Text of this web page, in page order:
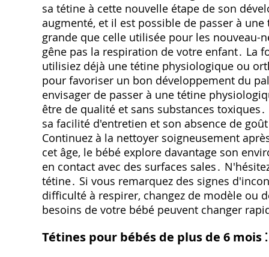
sa tétine à cette nouvelle étape de son
augmenté, et il est possible de passer à
grande que celle utilisée pour les nouveau-
gêne pas la respiration de votre enfant․ La
utilisiez déjà une tétine physiologique ou
pour favoriser un bon développement du
envisager de passer à une tétine
être de qualité et sans substances
sa facilité d'entretien et son absence de
Continuez à la nettoyer soigneusement
cet âge, le bébé explore davantage son
en contact avec des surfaces sales․
tétine․ Si vous remarquez des signes
difficulté à respirer, changez de modèle ou
besoins de votre bébé peuvent changer
Tétines pour bébés de plus de 6 mois